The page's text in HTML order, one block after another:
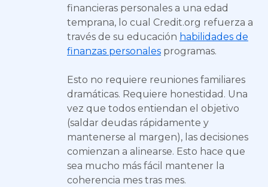
financieras personales a una edad
temprana, lo cual Credit.org refuerza a
través de su educación habilidades de
finanzas personales programas.
Esto no requiere reuniones familiares
dramáticas. Requiere honestidad. Una
vez que todos entiendan el objetivo
(saldar deudas rápidamente y
mantenerse al margen), las decisiones
comienzan a alinearse. Esto hace que
sea mucho más fácil mantener la
coherencia mes tras mes.